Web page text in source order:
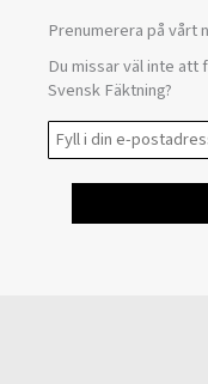
Prenumerera på vårt
Du missar väl inte att
Svensk Fäktning?